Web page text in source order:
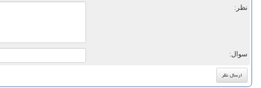
نظر:
سوال: